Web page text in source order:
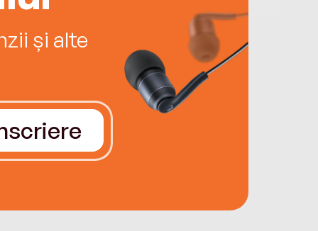
și alte